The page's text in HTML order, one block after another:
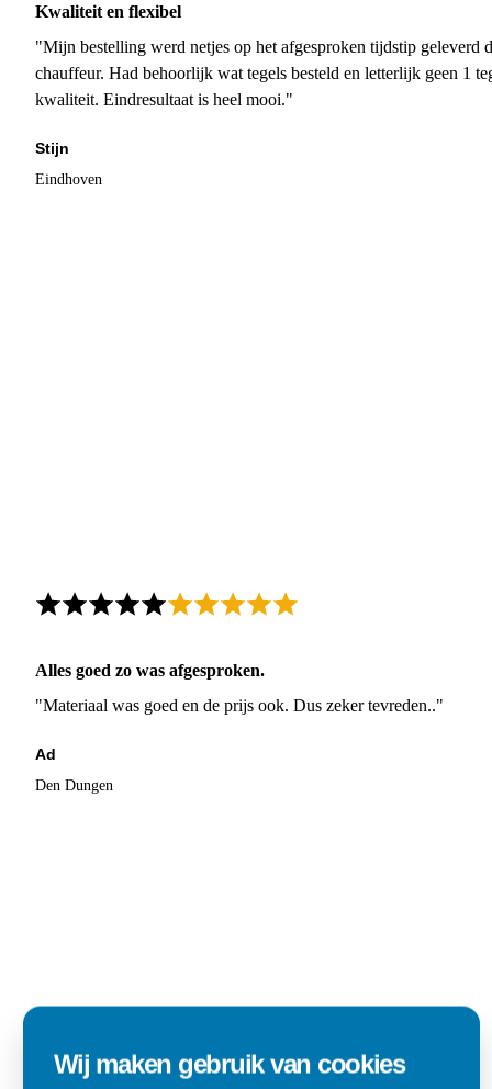
Kwaliteit en flexibel
"Mijn bestelling werd netjes op het afgesproken tijdstip geleverd
chauffeur. Had behoorlijk wat tegels besteld en letterlijk geen 1
kwaliteit. Eindresultaat is heel mooi."
Stijn
Eindhoven
Alles goed zo was afgesproken.
"Materiaal was goed en de prijs ook. Dus zeker tevreden.."
Ad
Den Dungen
Wij maken gebruik van cookies